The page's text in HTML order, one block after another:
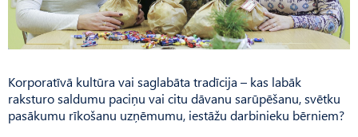
Korporatīvā kultūra vai saglabāta tradīcija – kas labāk
raksturo saldumu paciņu vai citu dāvanu sarūpēšanu, svētku
pasākumu rīkošanu uzņēmumu, iestāžu darbinieku bērniem?